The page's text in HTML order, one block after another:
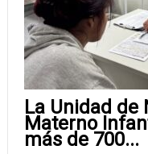
La Unidad de
Materno
más de 700...